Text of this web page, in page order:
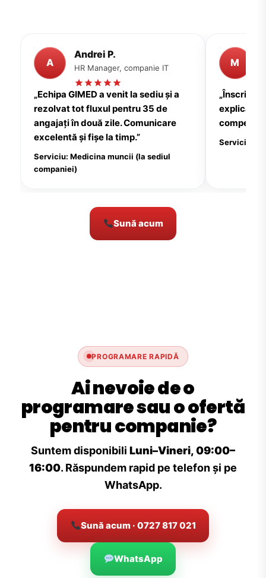
A
Andrei P.
HR Manager, companie IT
„Echipa GIMED a venit la sediu și a
rezolvat tot fluxul pentru 35 de
angajați în două zile. Comunicare
excelentă și fișe la timp.”
Serviciu: Medicina muncii (la sediul
companiei)
M
explicații
Serviciu:
Sună acum
PROGRAMARE RAPIDĂ
Ai nevoie de o
programare sau o ofertă
pentru companie?
Suntem disponibili Luni–Vineri, 09:00–
16:00. Răspundem rapid pe telefon și pe
WhatsApp.
Sună acum · 0727 817 021
WhatsApp